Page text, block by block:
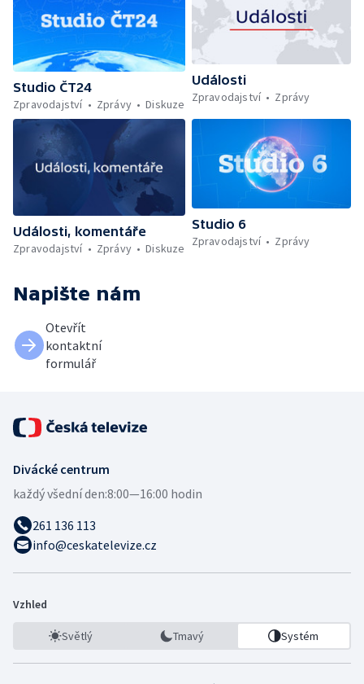
Studio ČT24
Zpravodajství
Zprávy Diskuze
Události
Zpravodajství
Zprávy
Události, komentáře
Zpravodajství
Zprávy Diskuze
Studio 6
Zpravodajství
Zprávy
Napište nám
Otevřít
kontaktní
formulář
Divácké centrum
každý všední den:8:00—16:00 hodin
261 136 113
info@ceskatelevize.cz
Vzhled
Světlý Tmavý Systém